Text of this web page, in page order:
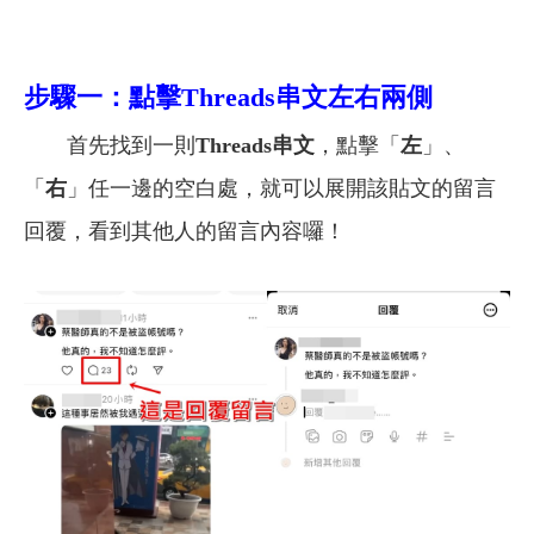
步驟一：點擊Threads串文左右兩側
首先找到一則 Threads串文 ，點擊「 左 」、
「 右 」任一邊的空白處，就可以展開該貼文的留言
回覆，看到其他人的留言內容囉！